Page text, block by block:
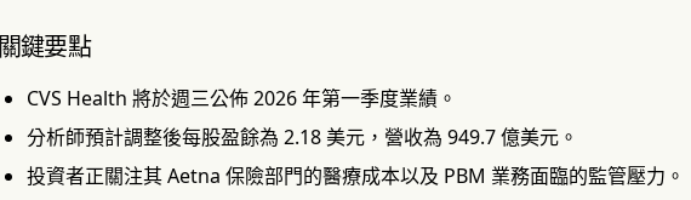
關鍵要點
CVS Health 將於週三公佈 2026 年第一季度業績。
分析師預計調整後每股盈餘為 2.18 美元，營收為 949.7 億美元。
投資者正關注其 Aetna 保險部門的醫療成本以及 PBM 業務面臨的監管壓力。